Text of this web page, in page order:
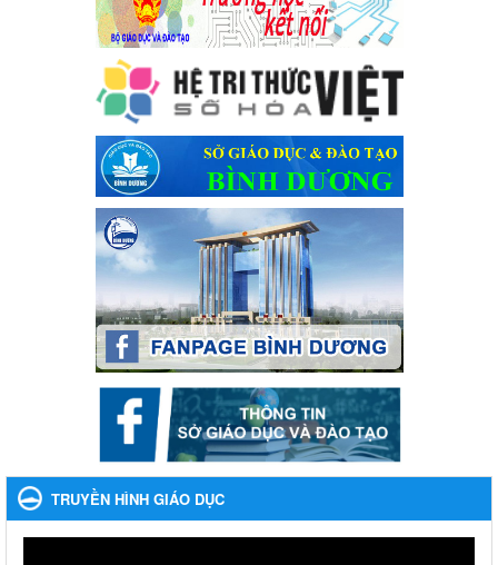
Cát Lần thứ VIII, năm học 2023-2024
Kế hoạch Tổ chức Hội trại truyền thống học sinh thị xã Bến Cát
Lần thứ VIII, năm học 2023-2024
Ngày ban hành: 28/12/2023
Phối hợp rà soát nhu cầu tiêm vắc xin phòng Covid 19
Phối hợp rà soát nhu cầu tiêm vắc xin phòng Covid 19
Ngày ban hành: 22/11/2023
Phát động, triển khai Cuộc thi " An toàn giao thông cho nụ
cười ngày mai" dành cho học sinh và giáo viên trung học
năm học 2023-2024
Phát động, triển khai Cuộc thi " An toàn giao thông cho nụ cười
ngày mai" dành cho học sinh và giáo viên trung học năm học
Ngày ban hành: 22/11/2023
Nhắc nhỡ thực hiện thanh toán không dùng tiền mặt các
khoản thu trong nhà trường năm học 2023-2024 và các năm
Nhắc nhỡ thực hiện thanh toán không dùng tiền mặt các khoản
thu trong nhà trường năm học 2023-2024 và các năm tiếp theo
Ngày ban hành: 27/09/2023
TRUYỀN HÌNH GIÁO DỤC